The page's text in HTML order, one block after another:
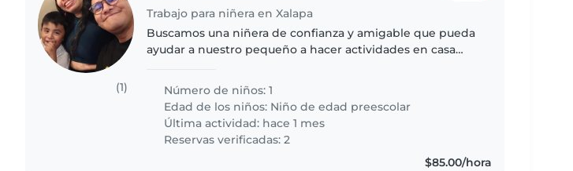
(1)
Trabajo para niñera en Xalapa
Buscamos una niñera de confianza y amigable que pueda
ayudar a nuestro pequeño a hacer actividades en casa
y construir cosas,..
Número de niños: 1
Edad de los niños: Niño de edad preescolar
Última actividad: hace 1 mes
Reservas verificadas: 2
$85.00/hora